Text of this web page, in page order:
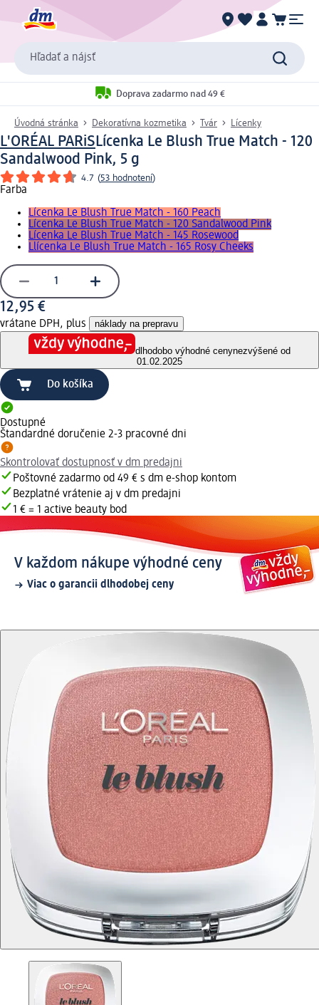
Hľadať a nájsť
Doprava zadarmo nad 49 €
Úvodná stránka Dekoratívna kozmetika Tvár Lícenky
L'ORÉAL PARiSLícenka Le Blush True Match - 120
Sandalwood Pink, 5 g
4.7 (53 hodnotení)
Farba
Lícenka Le Blush True Match - 160 Peach
Lícenka Le Blush True Match - 120 Sandalwood Pink
Lícenka Le Blush True Match - 145 Rosewood
Llícenka Le Blush True Match - 165 Rosy Cheeks
12,95 €
vrátane DPH, plus náklady na prepravu
dlhodobo výhodné cenynezvýšené od
01.02.2025
Do košíka
Dostupné
Štandardné doručenie 2-3 pracovné dni
Skontrolovať dostupnosť v dm predajni
Poštovné zadarmo od 49 € s dm e-shop kontom
Bezplatné vrátenie aj v dm predajni
1 € = 1 active beauty bod
V každom nákupe výhodné ceny
Viac o garancii dlhodobej ceny